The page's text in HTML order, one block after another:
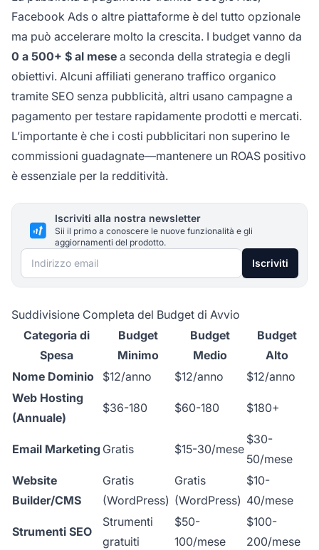
Facebook Ads o altre piattaforme è del tutto opzionale
ma può accelerare molto la crescita. I budget vanno da
0 a 500+ $ al mese a seconda della strategia e degli
obiettivi. Alcuni affiliati generano traffico organico
tramite SEO senza pubblicità, altri usano campagne a
pagamento per testare rapidamente prodotti e mercati.
L’importante è che i costi pubblicitari non superino le
commissioni guadagnate—mantenere un ROAS positivo
è essenziale per la redditività.
Iscriviti alla nostra newsletter
Sii il primo a conoscere le nuove funzionalità e gli
aggiornamenti del prodotto.
Indirizzo email Iscriviti
Suddivisione Completa del Budget di Avvio
Categoria di
Spesa
Budget
Minimo
Budget
Medio
Budget
Alto
Nome Dominio
$12/anno $12/anno
$12/anno
Web Hosting
(Annuale)
$36-180 $60-180 $180+
Email Marketing Gratis $15-30/mese
$30-
50/mese
Website
Builder/CMS
Gratis
(WordPress)
Gratis
(WordPress)
$10-
40/mese
Strumenti SEO
Strumenti
gratuiti
$50-
100/mese
$100-
200/mese